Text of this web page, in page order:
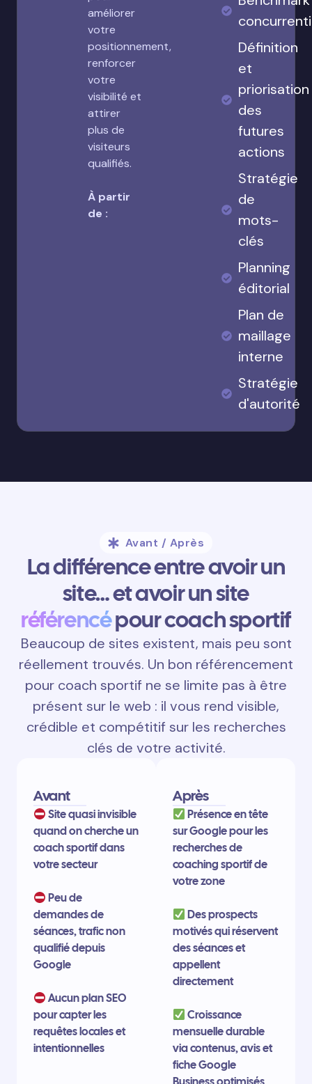
améliorer
votre
positionnement,
renforcer
votre
visibilité et
attirer
plus de
visiteurs
qualifiés.
À partir
de :
Définition
et
priorisation
des
futures
actions
Stratégie
de
mots-
clés
Planning
éditorial
Plan de
maillage
interne
Stratégie
d'autorité
Avant / Après
La différence entre avoir un
site… et avoir un site
référencépour coach sportif
Beaucoup de sites existent, mais peu sont
réellement trouvés. Un bon référencement
pour coach sportif ne se limite pas à être
présent sur le web : il vous rend visible,
crédible et compétitif sur les recherches
clés de votre activité.
Avant
Site quasi invisible
quand on cherche un
coach sportif dans
votre secteur
Peu de
demandes de
séances, trafic non
qualifié depuis
Google
Aucun plan SEO
pour capter les
requêtes locales et
intentionnelles
Après
Présence en tête
sur Google pour les
recherches de
coaching sportif de
votre zone
Des prospects
motivés qui réservent
des séances et
appellent
directement
Croissance
mensuelle durable
via contenus, avis et
fiche Google